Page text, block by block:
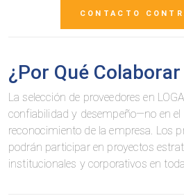
CONTACTO
¿Por Qué
La selección de proveedores en
confiabilidad y desempeño—no en el
reconocimiento de la empresa. Los
podrán participar en proyectos
institucionales y corporativos en